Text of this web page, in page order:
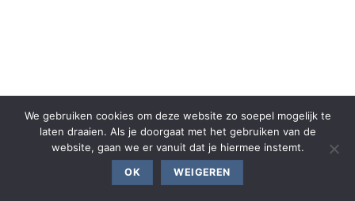
We gebruiken cookies om deze website zo soepel mogelijk te
laten draaien. Als je doorgaat met het gebruiken van de
website, gaan we er vanuit dat je hiermee instemt.
OK WEIGEREN